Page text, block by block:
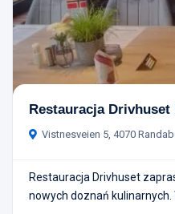
Restauracja Drivhuset
Vistnesveien 5, 4070
Restauracja Drivhuset
nowych doznań kulinarnych.